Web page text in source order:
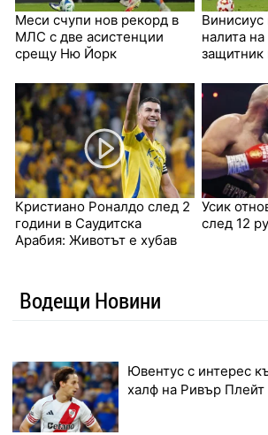
Меси счупи нов рекорд в
МЛС с две асистенции
срещу Ню Йорк
Винисиус
налита
Кристиано Роналдо след 2
години в Саудитска
Арабия: Животът е хубав
Усик
след 12
Водещи Новини
Ювентус с интерес
халф на Ривър Плейт